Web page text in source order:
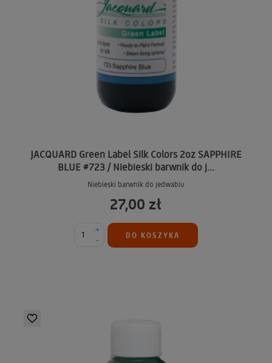
JACQUARD Green Label Silk Colors 2oz SAPPHIRE
BLUE #723 / Niebieski barwnik do j...
Niebieski barwnik do jedwabiu
27,00 zł
-
+
DO KOSZYKA